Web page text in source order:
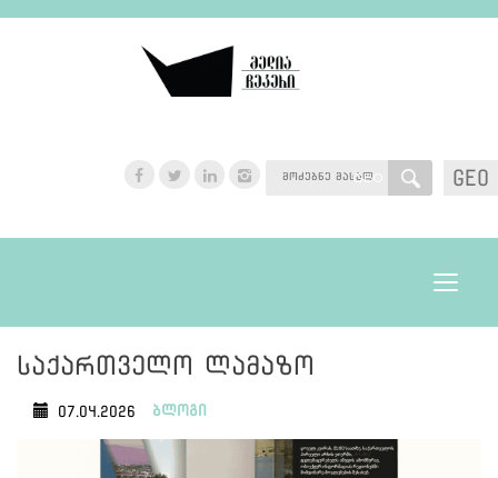
GEO
GEO
Toggle
საქართველო ლამაზო
07.04.2026 ბლოგი